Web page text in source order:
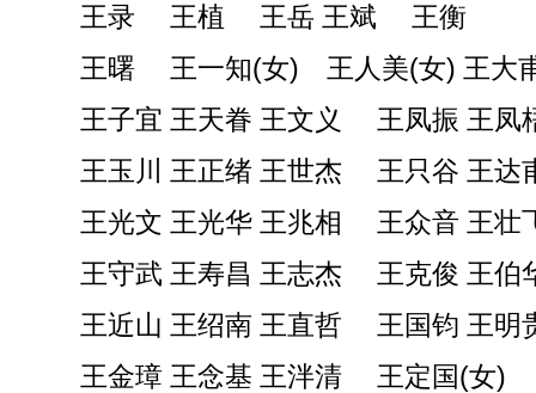
王录 王植 王岳 王斌 王衡
王曙 王一知(女) 王人美(女) 王大
王子宜 王天眷 王文义 王凤振 王凤
王玉川 王正绪 王世杰 王只谷 王达
王光文 王光华 王兆相 王众音 王壮
王守武 王寿昌 王志杰 王克俊 王伯
王近山 王绍南 王直哲 王国钧 王明
王金璋 王念基 王泮清 王定国(女)